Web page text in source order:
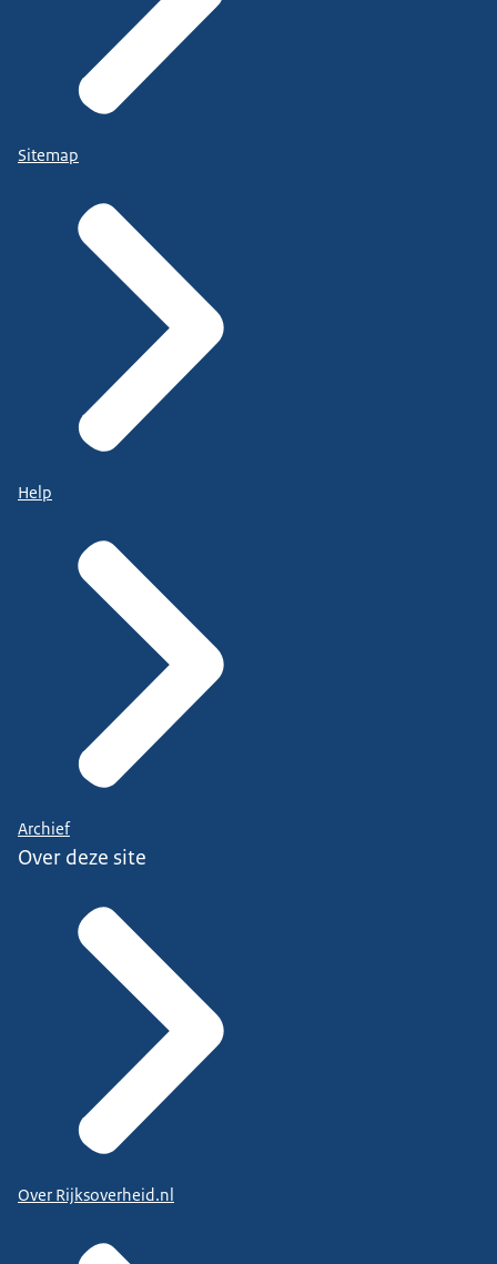
Sitemap
Help
Archief
Over deze site
Over Rijksoverheid.nl